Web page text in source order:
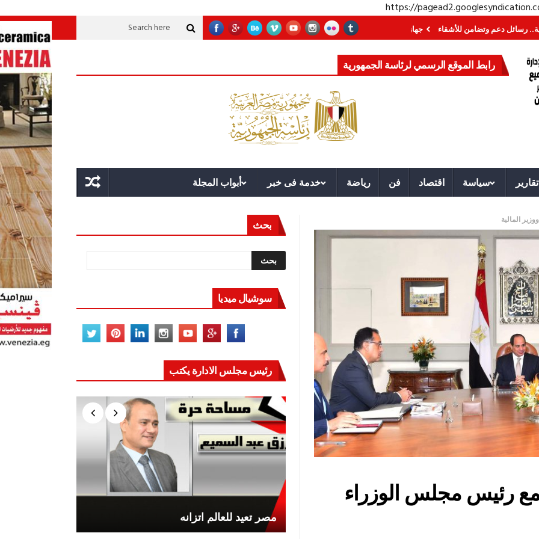
https://
دعم وتضامن للأشقاء جهاز مستقبل مصر نموذجا.. لماذا تُنشئ الدول كيانات تنموية عملاقة؟ قوة الدولة.. عندما يصبح التخطيط خط الدفاع الأول
رابط الموقع الرسمي لرئاسة الجمهورية
تقارير سياسة اقتصاد فن رياضة خدمة فى خبر أبواب المجلة
المالية
رئيس مجلس الوزراء
بحث
سوشيال ميديا
رئيس مجلس الادارة يكتب
مصر تعيد للعالم اتزانه